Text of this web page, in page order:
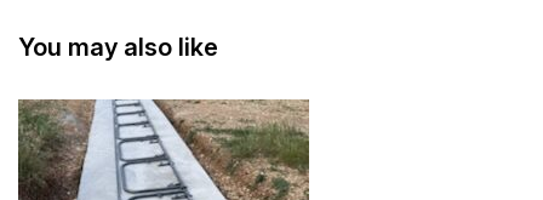
you may also like